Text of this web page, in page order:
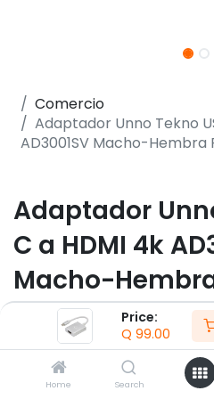
Price:
Q 99.00
Home Search
Comercio
Adaptador Unno Tekno
AD3001SV Macho-Hembra
Adaptador
C a HDMI 4k
Macho-
(0 reseña)
- Puerto de vídeo HDMI 4K
- Carcasa de aluminio.
- Plug & Play